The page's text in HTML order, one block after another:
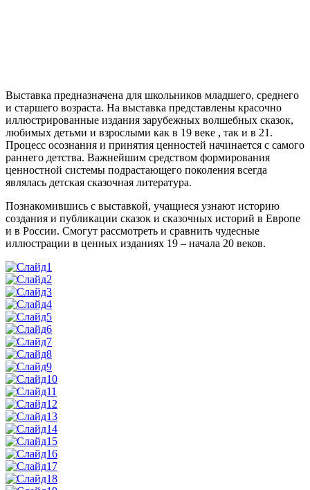
Выставка предназначена для школьников младшего, среднего
и старшего возраста. На выставка представлены красочно
иллюстрированные издания зарубежных волшебных сказок,
любимых детьми и взрослыми как в 19 веке , так и в 21.
Процесс осознания и принятия ценностей начинается с самого
раннего детства. Важнейшим средством формирования
ценностной системы подрастающего поколения всегда
являлась детская сказочная литература.
Познакомившись с выставкой, учащиеся узнают историю
создания и публикации сказок и сказочных историй в Европе
и в России. Смогут рассмотреть и сравнить чудесные
иллюстрации в ценных изданиях 19 – начала 20 веков.